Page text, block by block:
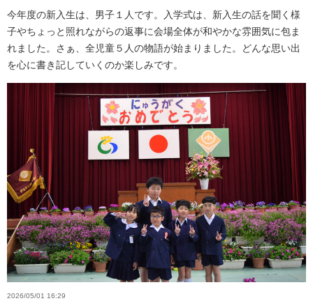
今年度の新入生は、男子１人です。入学式は、新入生の話を聞く様
子やちょっと照れながらの返事に会場全体が和やかな雰囲気に包ま
れました。さぁ、全児童５人の物語が始まりました。どんな思い出
を心に書き記していくのか楽しみです。
2026/05/01 16:29